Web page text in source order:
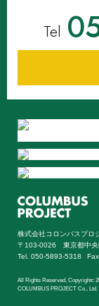
Tel
株式会社コロンバスプロ
〒103-0026 東京都中央
Tel. 050-5893-5318
All Rights Reserved, Copyrightc
COLUMBUS PROJECT Co., Ltd.